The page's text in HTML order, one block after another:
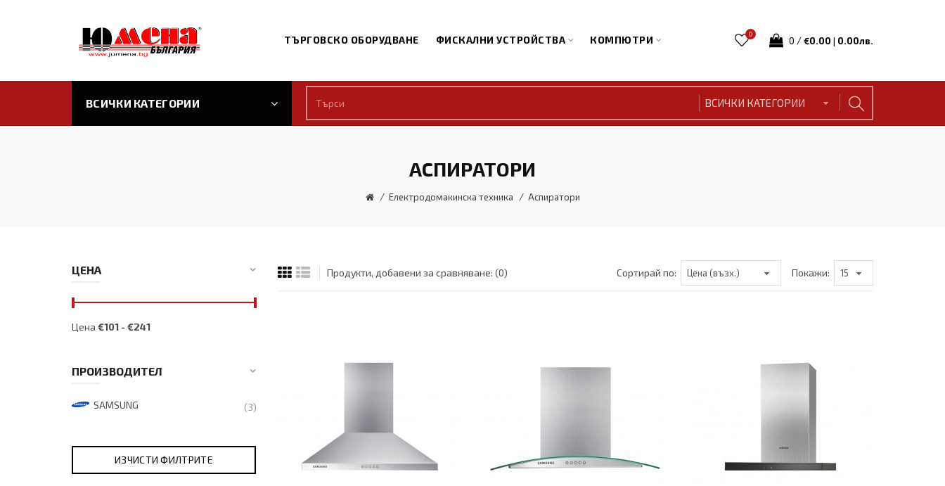
ТЪРГОВСКО ОБОРУДВАНЕ ФИСКАЛНИ УСТРОЙСТВА КОМПЮТРИ 0
0 /€0.00 | 0.00лв.
ВСИЧКИ КАТЕГОРИИ
АСПИРАТОРИ
Електродомакинска техника Аспиратори
ЦЕНА
Цена €101 - €241
ПРОИЗВОДИТЕЛ
SAMSUNG (3)
Продукти, добавени за сравняване: (0) Сортирай по: Покажи: